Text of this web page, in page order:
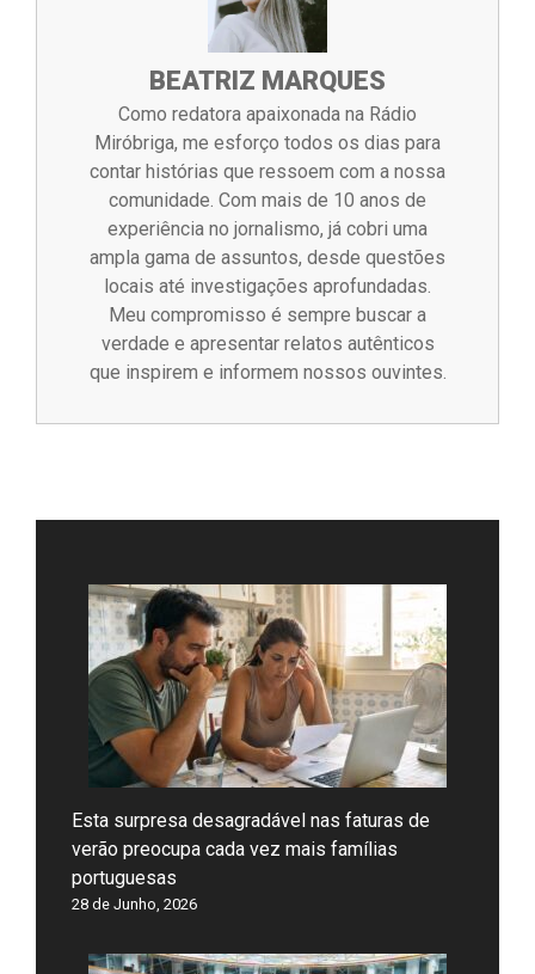
BEATRIZ MARQUES
Como redatora apaixonada na Rádio
Miróbriga, me esforço todos os dias para
contar histórias que ressoem com a nossa
comunidade. Com mais de 10 anos de
experiência no jornalismo, já cobri uma
ampla gama de assuntos, desde questões
locais até investigações aprofundadas.
Meu compromisso é sempre buscar a
verdade e apresentar relatos autênticos
que inspirem e informem nossos ouvintes.
Esta surpresa desagradável nas faturas de
verão preocupa cada vez mais famílias
portuguesas
28 de Junho, 2026